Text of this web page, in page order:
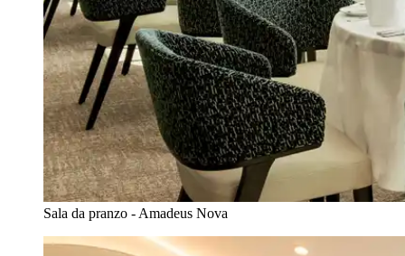
Sala da pranzo - Amadeus Nova